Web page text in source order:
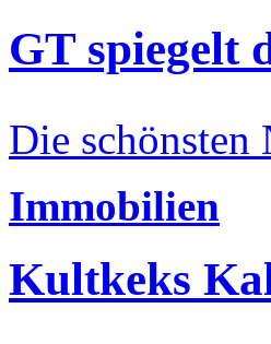
GT spiegelt
Die schönsten
Immobilien
Kultkeks